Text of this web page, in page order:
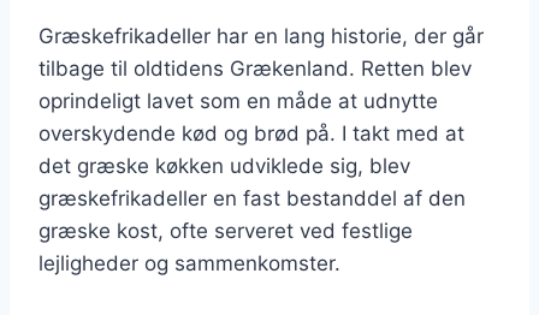
Græskefrikadeller har en lang historie, der går
tilbage til oldtidens Grækenland. Retten blev
oprindeligt lavet som en måde at udnytte
overskydende kød og brød på. I takt med at
det græske køkken udviklede sig, blev
græskefrikadeller en fast bestanddel af den
græske kost, ofte serveret ved festlige
lejligheder og sammenkomster.